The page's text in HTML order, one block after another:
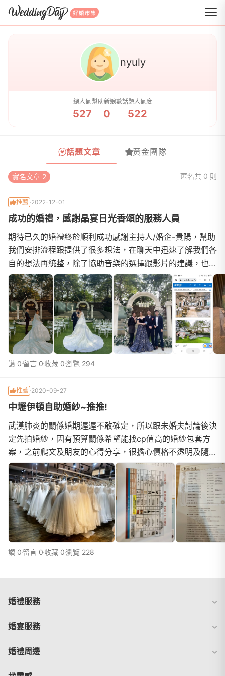
WeddingDay 好婚市集
nyuly
總人氣
527
幫助新娘數
0
話題人氣度
522
話題文章 黃金團隊
實名文章 2 匿名共 0 則
推薦 2022-12-01
成功的婚禮，感謝晶宴日光香頌的服務人員
期待已久的婚禮終於順利成功感謝主持人/婚企-貴陽，幫助
我們安排流程跟提供了很多想法，在聊天中迅速了解我們各
自的想法再統整，除了協助音樂的選擇跟影片的建議，也幫
我們規劃當日玩的小遊戲，讓現場氣氛非常熱烈絕...
讚 0 留言 0 收藏 0瀏覽 294
推薦 2020-09-27
中壢伊頓自助婚紗~推推!
武漢肺炎的關係婚期遲遲不敢確定，所以跟未婚夫討論後決
定先拍婚紗，因有預算關係希望能找cp值高的婚紗包套方
案，之前爬文及朋友的心得分享，很擔心價格不透明及隨意
加價的問題，在做了2個月的功課後，決定直奔中壢伊頓婚
紗詢問詳情，當天接洽我的是小漾非常親切貼心，諮詢環境
十分輕鬆還香香的，婚紗包套方案十分詳細的介紹，包括我
最擔心加價部分，行程及配件、造型師、婚紗等級.....皆不
會再收取額外費用，拍婚紗當天未
讚 0 留言 0 收藏 0瀏覽 228
婚禮服務
婚宴服務
婚禮周邊